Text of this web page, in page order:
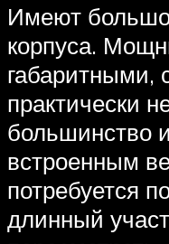
Имеют
корпуса.
габаритными,
практически
большинство
встроенным
потребуется
длинный